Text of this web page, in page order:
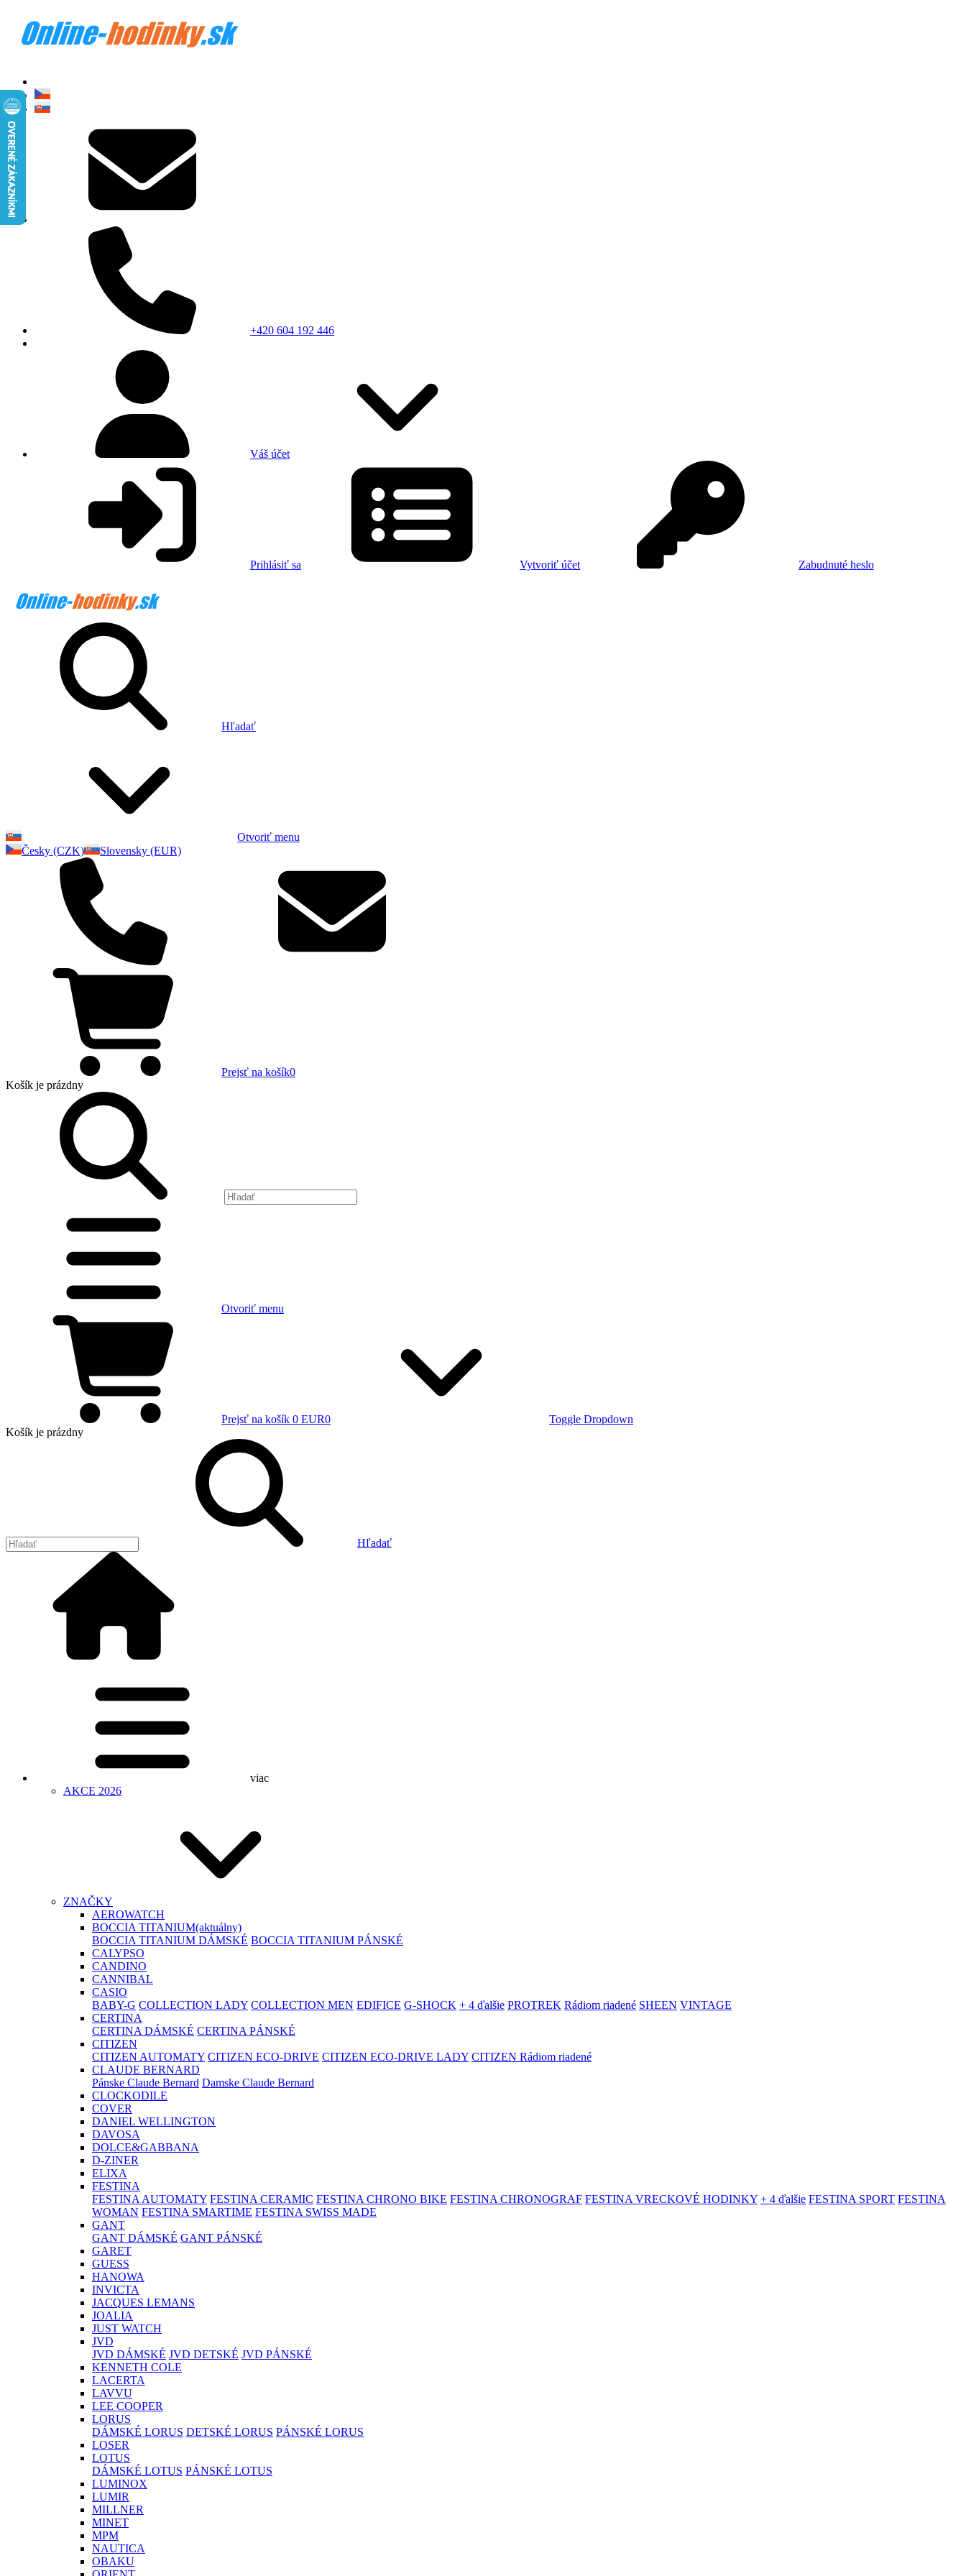
+420 604 192 446
Váš účet
Prihlásiť sa Vytvoriť účet Zabudnuté heslo
Hľadať
Otvoriť menu
Česky (CZK)
Slovensky (EUR)
Prejsť na košík0
Košík je prázdny
Otvoriť menu
Prejsť na košík 0 EUR0
Toggle Dropdown
Košík je prázdny
Hľadať
viac
AKCE 2026
ZNAČKY
AEROWATCH
BOCCIA TITANIUM(aktuálny)
BOCCIA TITANIUM DÁMSKÉ BOCCIA TITANIUM PÁNSKÉ
CALYPSO
CANDINO
CANNIBAL
CASIO
BABY-G COLLECTION LADY COLLECTION MEN EDIFICE G-SHOCK + 4 ďalšie PROTREK Rádiom riadené SHEEN VINTAGE
CERTINA
CERTINA DÁMSKÉ CERTINA PÁNSKÉ
CITIZEN
CITIZEN AUTOMATY CITIZEN ECO-DRIVE CITIZEN ECO-DRIVE LADY CITIZEN Rádiom riadené
CLAUDE BERNARD
Pánske Claude Bernard Damske Claude Bernard
CLOCKODILE
COVER
DANIEL WELLINGTON
DAVOSA
DOLCE&GABBANA
D-ZINER
ELIXA
FESTINA
FESTINA AUTOMATY FESTINA CERAMIC FESTINA CHRONO BIKE FESTINA CHRONOGRAF FESTINA VRECKOVÉ HODINKY + 4 ďalšie FESTINA SPORT FESTINA
WOMAN FESTINA SMARTIME FESTINA SWISS MADE
GANT
GANT DÁMSKÉ GANT PÁNSKÉ
GARET
GUESS
HANOWA
INVICTA
JACQUES LEMANS
JOALIA
JUST WATCH
JVD
JVD DÁMSKÉ JVD DETSKÉ JVD PÁNSKÉ
KENNETH COLE
LACERTA
LAVVU
LEE COOPER
LORUS
DÁMSKÉ LORUS DETSKÉ LORUS PÁNSKÉ LORUS
LOSER
LOTUS
DÁMSKÉ LOTUS PÁNSKÉ LOTUS
LUMINOX
LUMIR
MILLNER
MINET
MPM
NAUTICA
OBAKU